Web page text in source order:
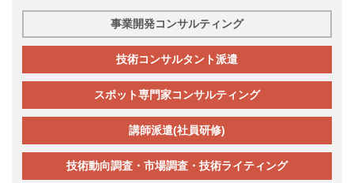
事業開発コンサルティング
技術コンサルタント派遣
スポット専門家コンサルティング
講師派遣(社員研修)
技術動向調査・市場調査・技術ライティング